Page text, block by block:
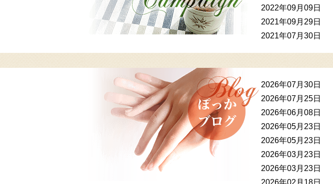
2022年09月09日
2021年09月29日
2021年07月30日
2026年07月30日
2026年07月25日
2026年06月08日
2026年05月23日
2026年05月23日
2026年03月23日
2026年03月23日
2026年02月18日